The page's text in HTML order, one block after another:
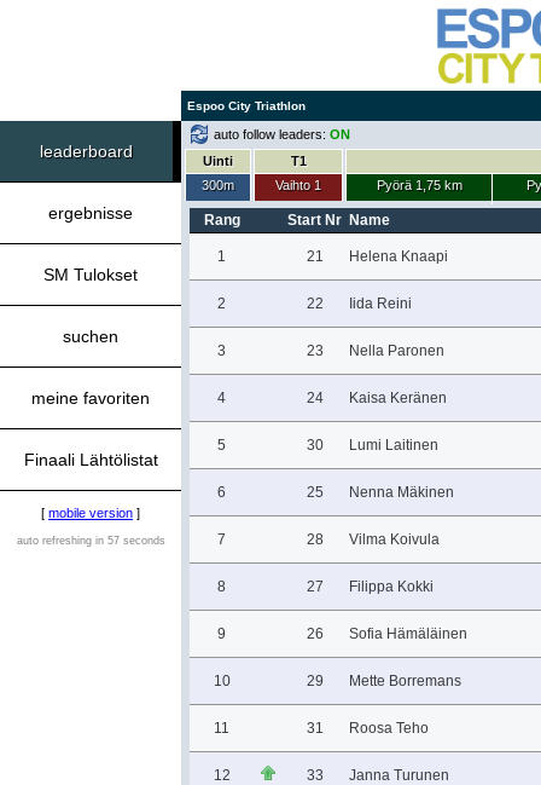
Espoo City Triathlon
leaderboard
ergebnisse
SM Tulokset
suchen
meine favoriten
Finaali Lähtölistat
[ mobile version ]
auto refreshing in 57 seconds
auto follow leaders: ON
Uinti
300m
T1
Vaihto 1
Pyörä 1,75 km
Rang Start Nr Name
1 21 Helena Knaapi
2 22 Iida Reini
3 23 Nella Paronen
4 24 Kaisa Keränen
5 30 Lumi Laitinen
6 25 Nenna Mäkinen
7 28 Vilma Koivula
8 27 Filippa Kokki
9 26 Sofia Hämäläinen
10 29 Mette Borremans
11 31 Roosa Teho
12 33 Janna Turunen